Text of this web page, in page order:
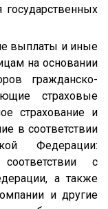
выплаты и иные
на основании
гражданско-
страховые
страхование и
в соответствии
Федерации:
с
а также
и другие